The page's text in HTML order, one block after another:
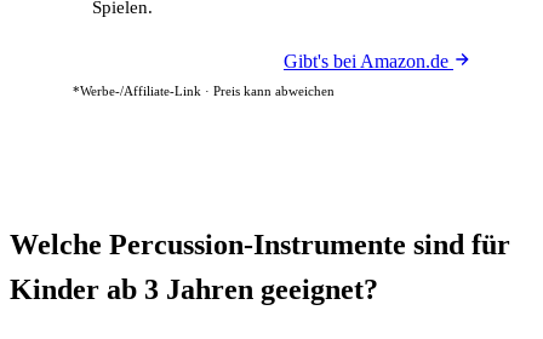
Spielen.
Gibt's bei Amazon.de
*Werbe-/Affiliate-Link · Preis kann abweichen
Welche Percussion-Instrumente sind für
Kinder ab 3 Jahren geeignet?